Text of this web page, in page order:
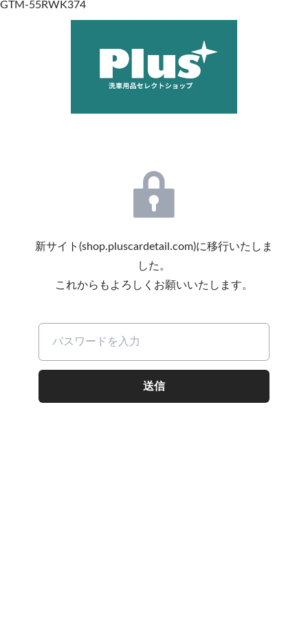
GTM-55RWK374
新サイト(shop.pluscardetail.com)に移行いたしま
した。
これからもよろしくお願いいたします。